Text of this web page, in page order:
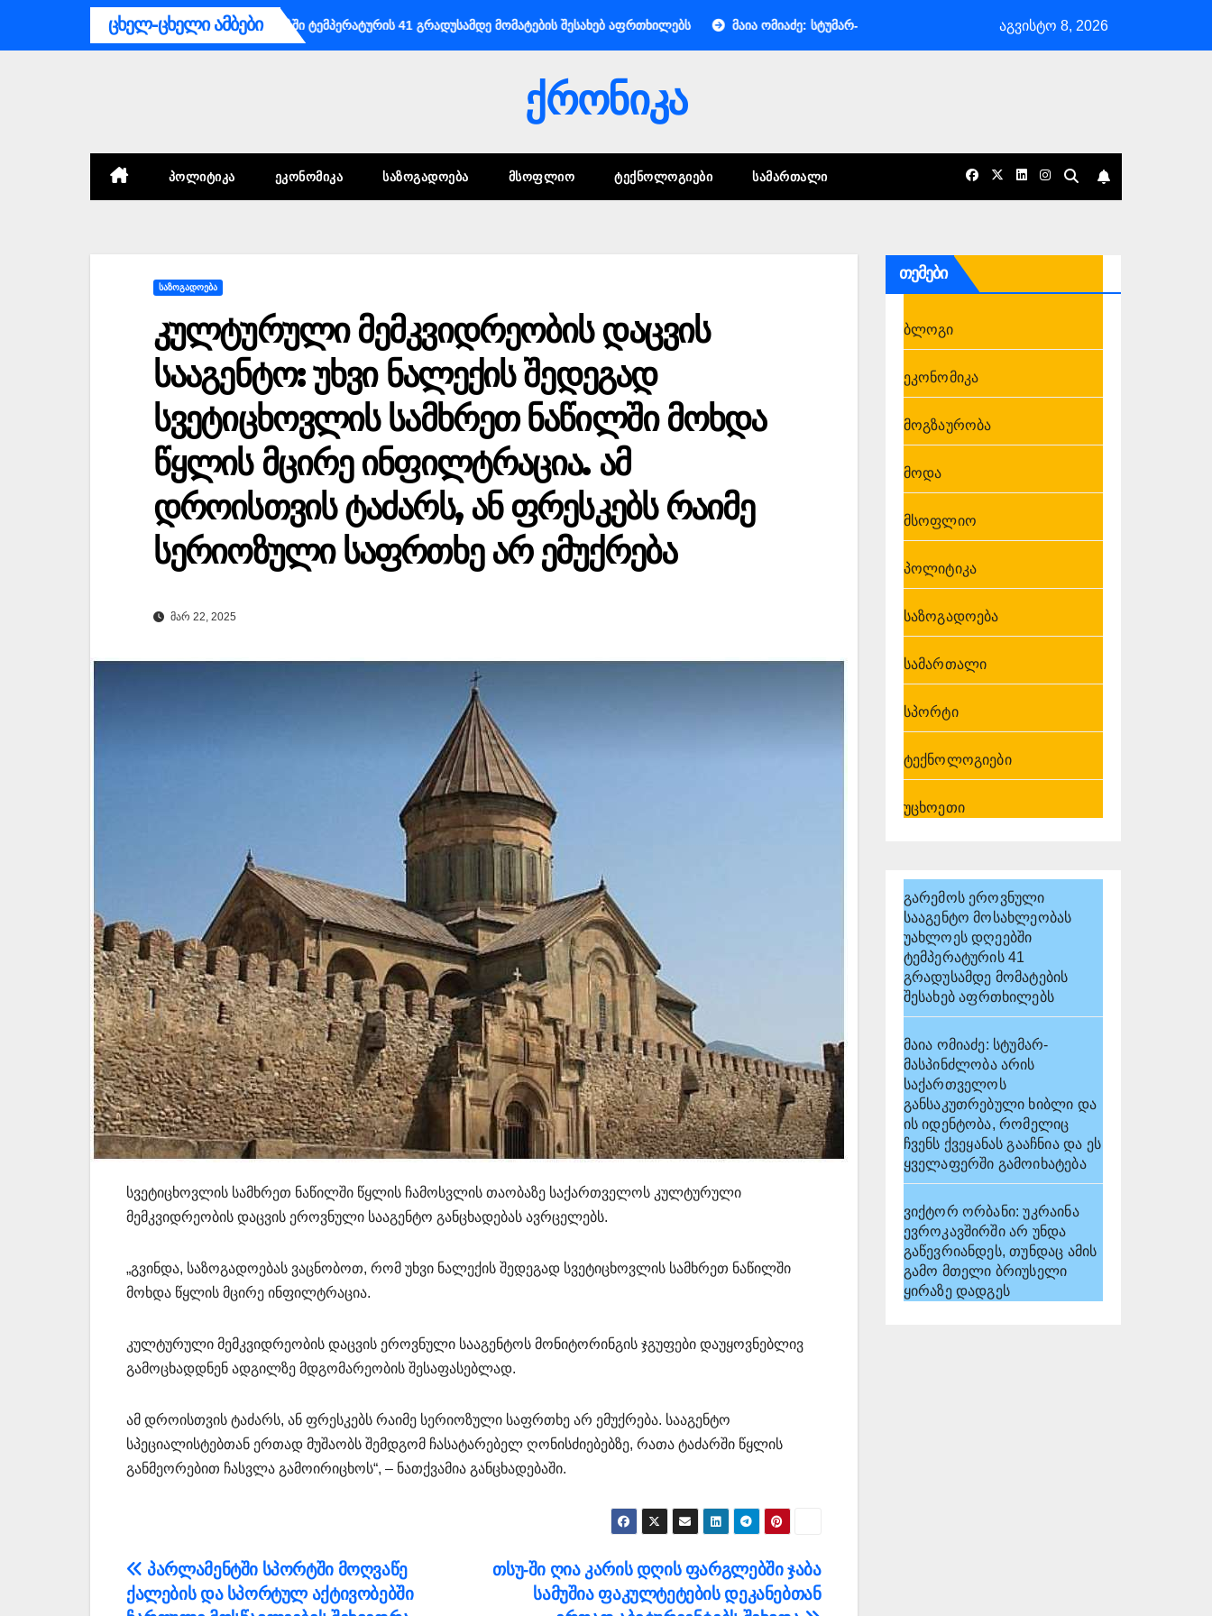
ცხელ-ცხელი ამბები
მოსახლეობას უახლოეს დღეებში ტემპერატურის 41 გრადუსამდე მომატების შესახებ აფრთხილებს მაია ომიაძე: სტუმარ-მასპინძლობა არის საქართველოს განსაკუთრებული ხიბლი და ის
აგვისტო 8, 2026
ქრონიკა
ᲞᲝᲚᲘᲢᲘᲙᲐ ᲔᲙᲝᲜᲝᲛᲘᲙᲐ ᲡᲐᲖᲝᲒᲐᲓᲝᲔᲑᲐ ᲛᲡᲝᲤᲚᲘᲝ ᲢᲔᲥᲜᲝᲚᲝᲒᲘᲔᲑᲘ ᲡᲐᲛᲐᲠᲗᲐᲚᲘ
ᲡᲐᲖᲝᲒᲐᲓᲝᲔᲑᲐ
კულტურული მემკვიდრეობის დაცვის
სააგენტო: უხვი ნალექის შედეგად
სვეტიცხოვლის სამხრეთ ნაწილში მოხდა
წყლის მცირე ინფილტრაცია. ამ
დროისთვის ტაძარს, ან ფრესკებს რაიმე
სერიოზული საფრთხე არ ემუქრება
ᲛᲐᲠ 22, 2025
სვეტიცხოვლის სამხრეთ ნაწილში წყლის ჩამოსვლის თაობაზე საქართველოს კულტურული
მემკვიდრეობის დაცვის ეროვნული სააგენტო განცხადებას ავრცელებს.
„გვინდა, საზოგადოებას ვაცნობოთ, რომ უხვი ნალექის შედეგად სვეტიცხოვლის სამხრეთ ნაწილში
მოხდა წყლის მცირე ინფილტრაცია.
კულტურული მემკვიდრეობის დაცვის ეროვნული სააგენტოს მონიტორინგის ჯგუფები დაუყოვნებლივ
გამოცხადდნენ ადგილზე მდგომარეობის შესაფასებლად.
ამ დროისთვის ტაძარს, ან ფრესკებს რაიმე სერიოზული საფრთხე არ ემუქრება. სააგენტო
სპეციალისტებთან ერთად მუშაობს შემდგომ ჩასატარებელ ღონისძიებებზე, რათა ტაძარში წყლის
განმეორებით ჩასვლა გამოირიცხოს“, – ნათქვამია განცხადებაში.
პოსტის
თსუ-ში ღია კარის დღის ფარგლებში ჯაბა
სამუშია ფაკულტეტების დეკანებთან
პარლამენტში სპორტში მოღვაწე
ქალების და სპორტულ აქტივობებში
თემები
ბლოგი
ეკონომიკა
მოგზაურობა
მოდა
მსოფლიო
პოლიტიკა
საზოგადოება
სამართალი
სპორტი
ტექნოლოგიები
უცხოეთი
გარემოს ეროვნული
სააგენტო მოსახლეობას
უახლოეს დღეებში
ტემპერატურის 41
გრადუსამდე მომატების
შესახებ აფრთხილებს
მაია ომიაძე: სტუმარ-
მასპინძლობა არის
საქართველოს
განსაკუთრებული ხიბლი და
ის იდენტობა, რომელიც
ჩვენს ქვეყანას გააჩნია და ეს
ყველაფერში გამოიხატება
ვიქტორ ორბანი: უკრაინა
ევროკავშირში არ უნდა
გაწევრიანდეს, თუნდაც ამის
გამო მთელი ბრიუსელი
ყირაზე დადგეს